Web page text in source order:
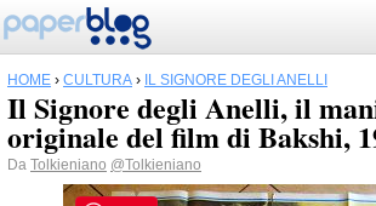
HOME › CULTURA › IL SIGNORE DEGLI ANELLI
Il Signore degli Anelli, il
originale del film di Bakshi,
Da Tolkieniano @Tolkieniano